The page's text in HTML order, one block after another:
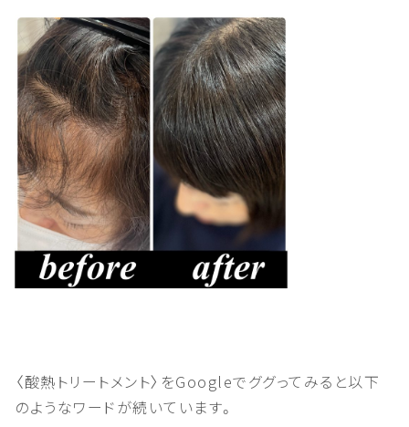
〈酸熱トリートメント〉をGoogleでググってみると以下
のようなワードが続いています。